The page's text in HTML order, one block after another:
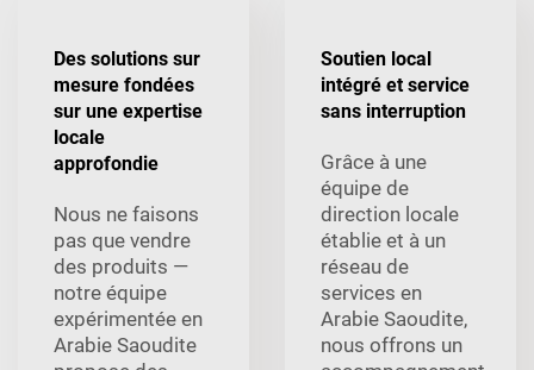
Des solutions sur
mesure fondées
sur une expertise
locale
approfondie
Nous ne faisons
pas que vendre
des produits —
notre équipe
expérimentée en
Arabie Saoudite
Soutien local
intégré et service
sans interruption
Grâce à une
équipe de
direction locale
établie et à un
réseau de
services en
Arabie Saoudite,
nous offrons un